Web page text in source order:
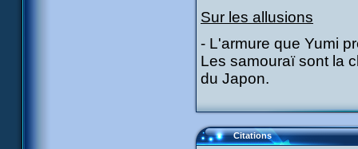
Sur les allusions
- L'armure que Yumi
Les samouraï sont la
du Japon.
Citations